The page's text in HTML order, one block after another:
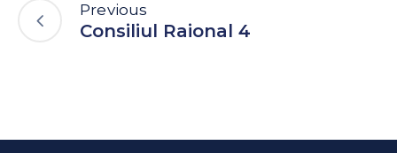
Previous
Consiliul Raional 4